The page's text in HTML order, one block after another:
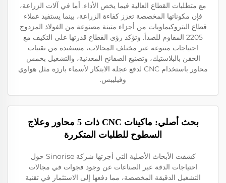
مع متطلبات القطاع العالية فيما يخص الأداء. أما في آلات الزراعة،
فإن مكوناتها المخصصة تعزز كفاءة الزراعة، بينما يستفيد عملاء
قطاع البتروكيماويات من أجزاء متينة مصنوعة من الفولاذ المزدوج
2205 المقاوم للصدأ. وتؤكد رؤى القطاع قدرتها على التكيف مع
احتياجات متنوعة عبر مختلف المجالات، مستفيدة من تقنيات
الحقن بالبلاستيك، وتصنيع الصفائح المعدنية، والتشغيل بخمس
محاور باستخدام CNC لدفع عجلة الابتكار لأسماء بارزة مثل هواوي
وفيليبس.
بحث أصلي: ماكينات CNC ذات 5 محاور وعلاج
السطوح للطلبات المتكررة
كشفت الأبحاث الأصلية التي أجرتها شركة Sinorise حول
احتياجات الدقة عبر الصناعات عن وجود فجوات في مجالات
التشغيل الدقيقة المخصصة، مما دفعها إلى الاستثمار في تقنية